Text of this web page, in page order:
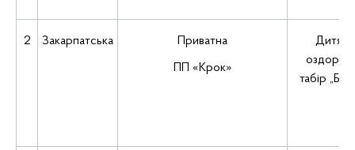
2 Закарпатська Приватна
ПП «Крок»
табір